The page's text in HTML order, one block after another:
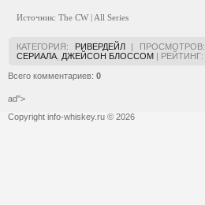
Источник: The CW | All Series
КАТЕГОРИЯ: РИВЕРДЕЙЛ| ПРОСМОТРОВ:
СЕРИАЛА ДЖЕЙСОН БЛОССОМ | РЕЙТИНГ:
Всего комментариев: 0
ad">
Copyright info-whiskey.ru © 2026